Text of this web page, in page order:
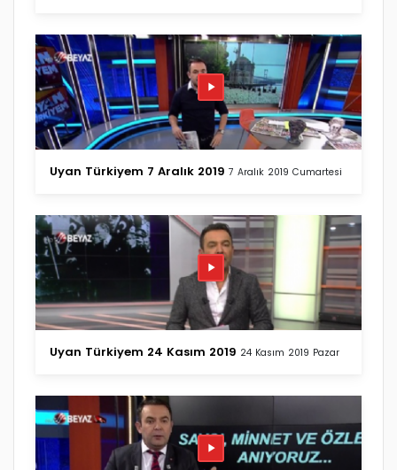
Uyan Türkiyem 7 Aralık 2019 7 Aralık 2019 Cumartesi
Uyan Türkiyem 24 Kasım 2019 24 Kasım 2019 Pazar